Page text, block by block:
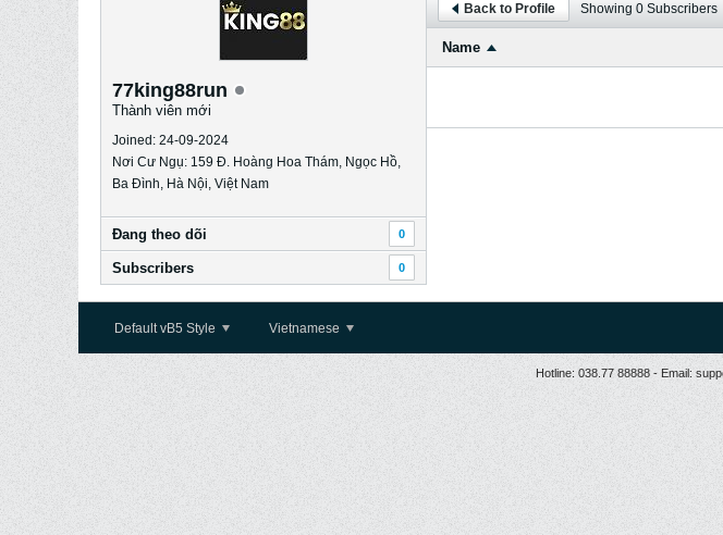
77king88run
Thành viên mới
Joined: 24-09-2024
Nơi Cư Ngụ: 159 Đ. Hoàng Hoa Thám, Ngọc Hồ,
Ba Đình, Hà Nội, Việt Nam
Ðang theo dõi 0
Subscribers 0
Back to Profile Showing 0 Subscribers
Name
Default vB5 Style Vietnamese
Hotline: 038.77 88888 - Email: